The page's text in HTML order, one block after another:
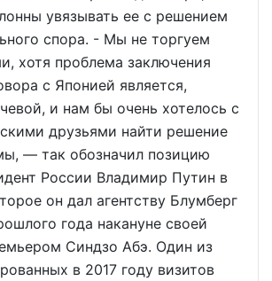
увязывать ее с решением
спора. - Мы не торгуем
хотя проблема заключения
с Японией является,
и нам бы очень хотелось с
друзьями найти решение
— так обозначил позицию
России Владимир Путин в
он дал агентству Блумберг
года накануне своей
Синдзо Абэ. Один из
в 2017 году визитов